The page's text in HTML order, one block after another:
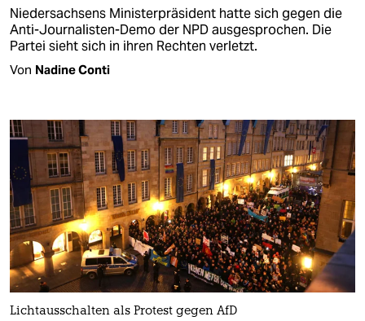
Niedersachsens Ministerpräsident hatte sich gegen die
Anti-Journalisten-Demo der NPD ausgesprochen. Die
Partei sieht sich in ihren Rechten verletzt.
Von Nadine Conti
Lichtausschalten als Protest gegen AfD